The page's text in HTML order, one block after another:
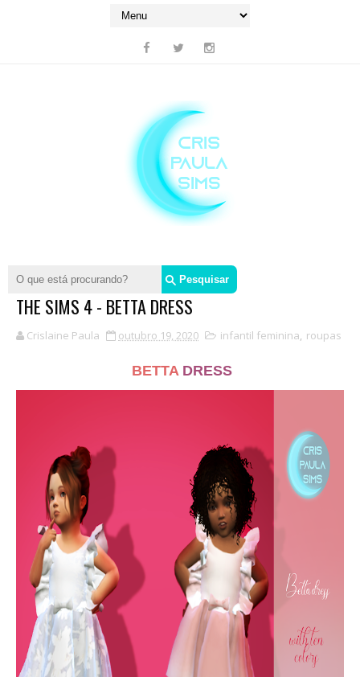
THE SIMS 4 - BETTA DRESS
Crislaine Paula outubro 19, 2020 infantil feminina, roupas
BETTA DRESS